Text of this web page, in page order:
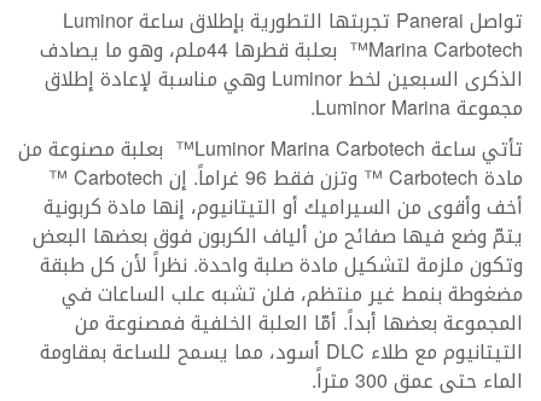
تواصل Panerai تجربتها التطورية بإطلاق ساعة Luminor
Marina Carbotech™ بعلبة قطرها 44ملم، وهو ما يصادف
الذكرى السبعين لخط Luminor وهي مناسبة لإعادة إطلاق
مجموعة Luminor Marina.
تأتي ساعة Luminor Marina Carbotech™ بعلبة مصنوعة من
مادة Carbotech ™ وتزن فقط 96 غراماً. إن Carbotech ™
أخف وأقوى من السيراميك أو التيتانيوم، إنها مادة كربونية
يتمّ وضع فيها صفائح من ألياف الكربون فوق بعضها البعض
وتكون ملزمة لتشكيل مادة صلبة واحدة. نظراً لأن كل طبقة
مضغوطة بنمط غير منتظم، فلن تشبه علب الساعات في
المجموعة بعضها أبداً. أمّا العلبة الخلفية فمصنوعة من
التيتانيوم مع طلاء DLC أسود، مما يسمح للساعة بمقاومة
الماء حتى عمق 300 متراً.